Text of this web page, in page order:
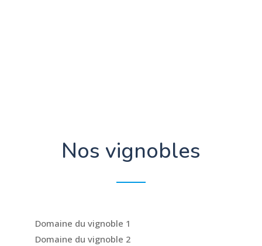
Nos vignobles
Domaine du vignoble 1
Domaine du vignoble 2